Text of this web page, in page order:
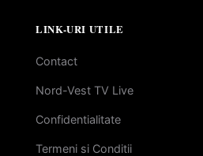
LINK-URI UTILE
Contact
Nord-Vest TV Live
Confidentialitate
Termeni si Conditii